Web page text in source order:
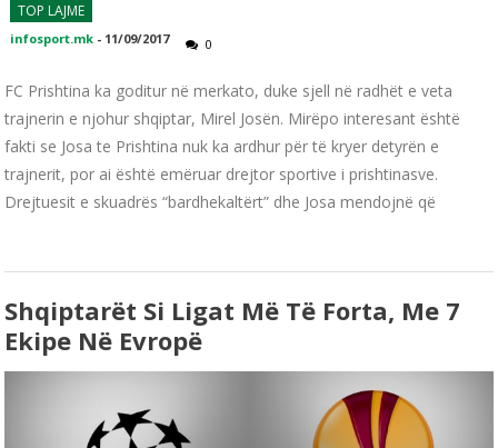
TOP LAJME
infosport.mk - 11/09/2017 0
FC Prishtina ka goditur në merkato, duke sjell në radhët e veta
trajnerin e njohur shqiptar, Mirel Josën. Mirëpo interesant është
fakti se Josa te Prishtina nuk ka ardhur për të kryer detyrën e
trajnerit, por ai është emëruar drejtor sportive i prishtinasve.
Drejtuesit e skuadrës “bardhekaltërt” dhe Josa mendojnë që
Shqiptarët Si Ligat Më Të Forta, Me 7
Ekipe Në Evropë